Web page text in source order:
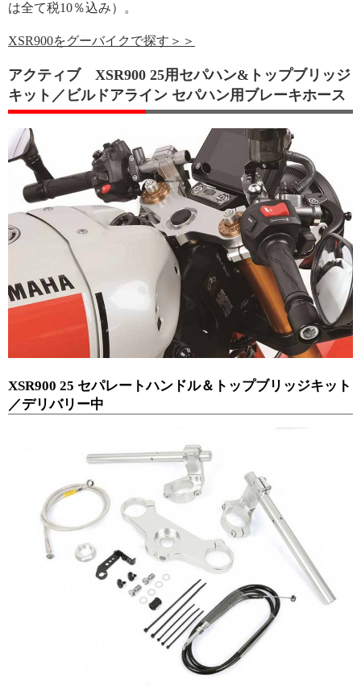
は全て税10％込み）。
XSR900をグーバイクで探す＞＞
アクティブ XSR900 25用セパハン&トップブリッジ
キット／ビルドアライン セパハン用ブレーキホース
XSR900 25 セパレートハンドル＆トップブリッジキット
／デリバリー中